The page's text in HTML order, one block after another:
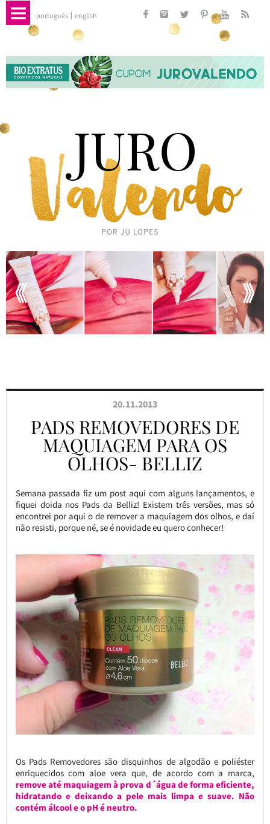
português english
20.11.2013
PADS REMOVEDORES DE
MAQUIAGEM PARA OS
OLHOS- BELLIZ
Semana passada fiz um post aqui com alguns lançamentos, e
fiquei doida nos Pads da Belliz! Existem três versões, mas só
encontrei por aqui o de remover a maquiagem dos olhos, e daí
não resisti, porque né, se é novidade eu quero conhecer!
Os Pads Removedores são disquinhos de algodão e poliéster
enriquecidos com aloe vera que, de acordo com a marca,
remove até maquiagem à prova d´água de forma eficiente,
hidratando e deixando a pele mais limpa e suave. Não
contém álcool e o pH é neutro.